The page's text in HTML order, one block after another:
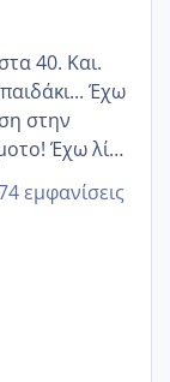
40. Και.
Έχω
στην
Έχω λίγα
προσπαθώ
εμφανίσεις